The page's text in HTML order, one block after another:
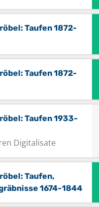
Taufen 1872-
Taufen 1872-
Taufen 1933-
Digitalisate
Taufen,
1674-1844